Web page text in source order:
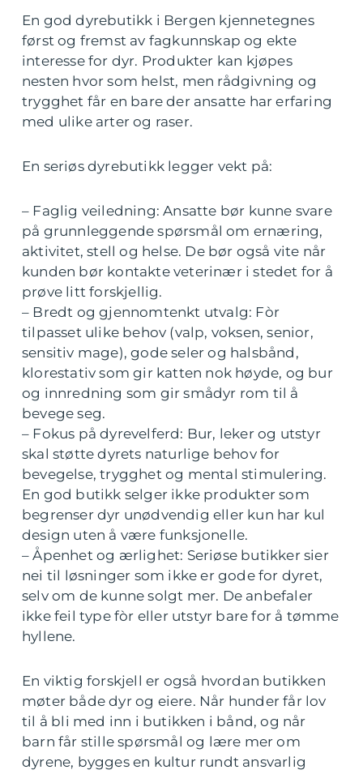
En god dyrebutikk i Bergen kjennetegnes
først og fremst av fagkunnskap og ekte
interesse for dyr. Produkter kan kjøpes
nesten hvor som helst, men rådgivning og
trygghet får en bare der ansatte har erfaring
med ulike arter og raser.
En seriøs dyrebutikk legger vekt på:
– Faglig veiledning: Ansatte bør kunne svare
på grunnleggende spørsmål om ernæring,
aktivitet, stell og helse. De bør også vite når
kunden bør kontakte veterinær i stedet for å
prøve litt forskjellig.
– Bredt og gjennomtenkt utvalg: Fòr
tilpasset ulike behov (valp, voksen, senior,
sensitiv mage), gode seler og halsbånd,
klorestativ som gir katten nok høyde, og bur
og innredning som gir smådyr rom til å
bevege seg.
– Fokus på dyrevelferd: Bur, leker og utstyr
skal støtte dyrets naturlige behov for
bevegelse, trygghet og mental stimulering.
En god butikk selger ikke produkter som
begrenser dyr unødvendig eller kun har kul
design uten å være funksjonelle.
– Åpenhet og ærlighet: Seriøse butikker sier
nei til løsninger som ikke er gode for dyret,
selv om de kunne solgt mer. De anbefaler
ikke feil type fòr eller utstyr bare for å tømme
hyllene.
En viktig forskjell er også hvordan butikken
møter både dyr og eiere. Når hunder får lov
til å bli med inn i butikken i bånd, og når
barn får stille spørsmål og lære mer om
dyrene, bygges en kultur rundt ansvarlig